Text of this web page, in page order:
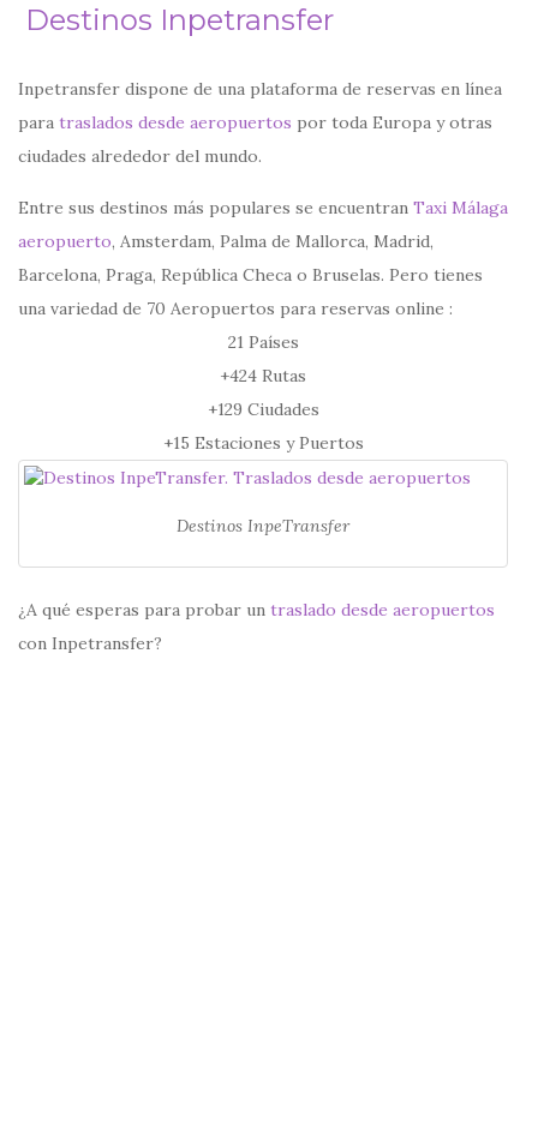
Destinos Inpetransfer
Inpetransfer dispone de una plataforma de reservas en línea
para traslados desde aeropuertos por toda Europa y otras
ciudades alrededor del mundo.
Entre sus destinos más populares se encuentran Taxi Málaga
aeropuerto, Amsterdam, Palma de Mallorca, Madrid,
Barcelona, Praga, República Checa o Bruselas. Pero tienes
una variedad de 70 Aeropuertos para reservas online :
21 Países
+424 Rutas
+129 Ciudades
+15 Estaciones y Puertos
Destinos InpeTransfer
¿A qué esperas para probar un traslado desde aeropuertos
con Inpetransfer?